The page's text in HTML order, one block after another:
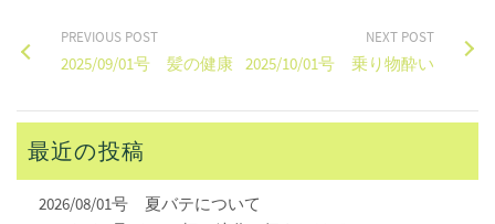
PREVIOUS POST
2025/09/01号 髪の健康
NEXT POST
2025/10/01号 乗り物酔い
最近の投稿
2026/08/01号 夏バテについて